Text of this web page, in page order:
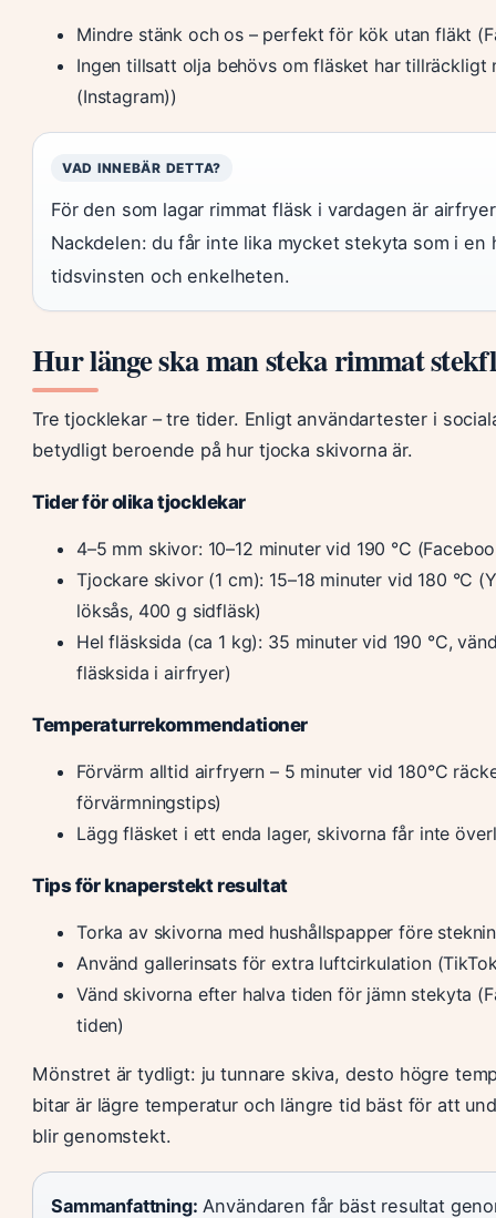
Mindre stänk och os – perfekt för kök utan fläkt
Ingen tillsatt olja behövs om fläsket har tillräckligt
(Instagram))
VAD INNEBÄR DETTA?
För den som lagar rimmat fläsk i vardagen är
Nackdelen: du får inte lika mycket stekyta som i en
tidsvinsten och enkelheten.
Hur länge ska man steka rimmat
Tre tjocklekar – tre tider. Enligt användartester i
betydligt beroende på hur tjocka skivorna är.
Tider för olika tjocklekar
4–5 mm skivor: 10–12 minuter vid 190 °C
Tjockare skivor (1 cm): 15–18 minuter vid 180 °C
löksås, 400 g sidfläsk)
Hel fläsksida (ca 1 kg): 35 minuter vid 190 °C,
fläsksida i airfryer)
Temperaturrekommendationer
Förvärm alltid airfryern – 5 minuter vid 180°C
förvärmningstips)
Lägg fläsket i ett enda lager, skivorna får inte
Tips för knaperstekt resultat
Torka av skivorna med hushållspapper före
Använd gallerinsats för extra luftcirkulation
Vänd skivorna efter halva tiden för jämn stekyta
tiden)
Mönstret är tydligt: ju tunnare skiva, desto högre
bitar är lägre temperatur och längre tid bäst för att
blir genomstekt.
Sammanfattning: Användaren får bäst resultat